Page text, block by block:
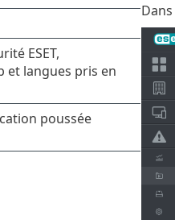
Dans